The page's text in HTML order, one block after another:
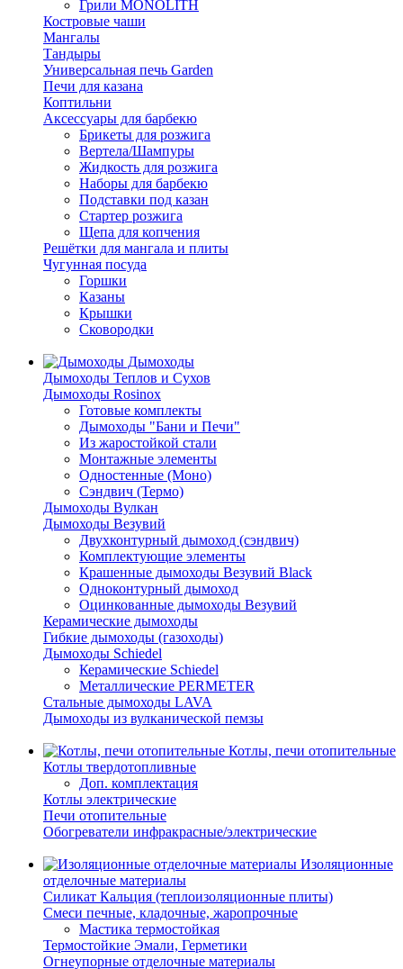
Грили MONOLITH
Костровые чаши
Мангалы
Тандыры
Универсальная печь Garden
Печи для казана
Коптильни
Аксессуары для барбекю
Брикеты для розжига
Вертела/Шампуры
Жидкость для розжига
Наборы для барбекю
Подставки под казан
Стартер розжига
Щепа для копчения
Решётки для мангала и плиты
Чугунная посуда
Горшки
Казаны
Крышки
Сковородки
Дымоходы
Дымоходы Теплов и Сухов
Дымоходы Rosinox
Готовые комплекты
Дымоходы "Бани и Печи"
Из жаростойкой стали
Монтажные элементы
Одностенные (Моно)
Сэндвич (Термо)
Дымоходы Вулкан
Дымоходы Везувий
Двухконтурный дымоход (сэндвич)
Комплектующие элементы
Крашенные дымоходы Везувий Black
Одноконтурный дымоход
Оцинкованные дымоходы Везувий
Керамические дымоходы
Гибкие дымоходы (газоходы)
Дымоходы Schiedel
Керамические Schiedel
Металлические PERMETER
Стальные дымоходы LAVA
Дымоходы из вулканической пемзы
Котлы, печи отопительные
Котлы твердотопливные
Доп. комплектация
Котлы электрические
Печи отопительные
Обогреватели инфракрасные/электрические
Изоляционные
отделочные материалы
Силикат Кальция (теплоизоляционные плиты)
Смеси печные, кладочные, жаропрочные
Мастика термостойкая
Термостойкие Эмали, Герметики
Огнеупорные отделочные материалы